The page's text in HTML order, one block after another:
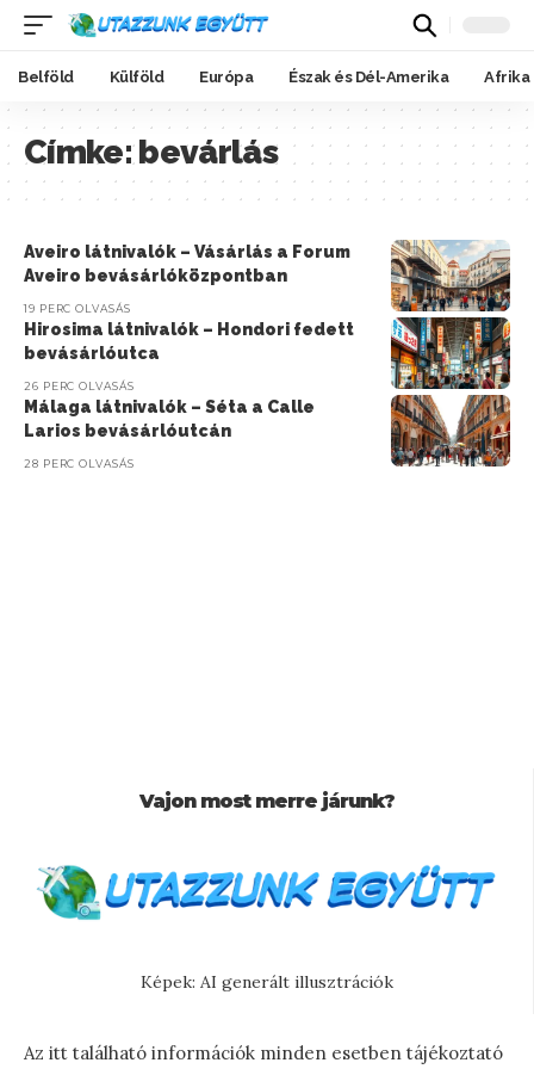
Belföld Külföld Európa Észak és Dél-Amerika Afrika
Címke:bevárlás
Aveiro látnivalók – Vásárlás a Forum
Aveiro bevásárlóközpontban
19 PERC OLVASÁS
Hirosima látnivalók – Hondori fedett
bevásárlóutca
26 PERC OLVASÁS
Málaga látnivalók – Séta a Calle
Larios bevásárlóutcán
28 PERC OLVASÁS
Vajon most merre járunk?
Képek: AI generált illusztrációk
Az itt található információk minden esetben tájékoztató